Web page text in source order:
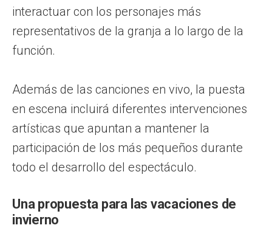
interactuar con los personajes más
representativos de la granja a lo largo de la
función.
Además de las canciones en vivo, la puesta
en escena incluirá diferentes intervenciones
artísticas que apuntan a mantener la
participación de los más pequeños durante
todo el desarrollo del espectáculo.
Una propuesta para las vacaciones de
invierno